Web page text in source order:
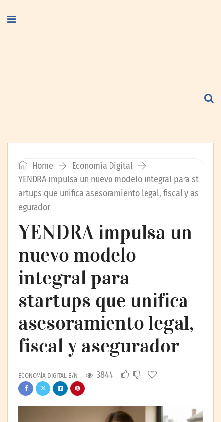
Home
Economía Digital
YENDRA impulsa un nuevo modelo integral para st
artups que unifica asesoramiento legal, fiscal y as
egurador
YENDRA impulsa un
nuevo modelo
integral para
startups que unifica
asesoramiento legal,
fiscal y asegurador
ECONOMÍA DIGITAL E/N 3844